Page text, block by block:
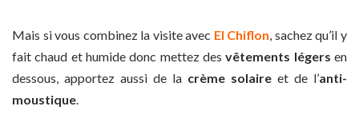
Mais si vous combinez la visite avec El Chiflon , sachez qu’il y
fait chaud et humide donc mettez desvêtements légers en
dessous, apportez aussi de la crème solaire et de l’anti-
moustique